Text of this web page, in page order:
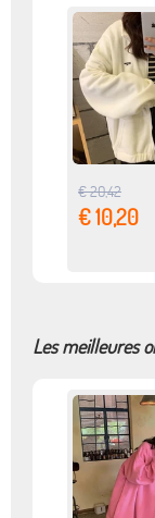
€ 20,42
€ 10,20
Les meilleures